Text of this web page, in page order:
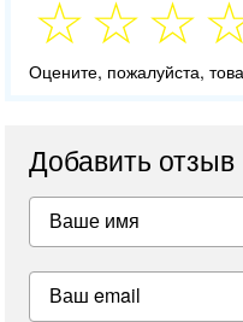
Оцените, пожалуйста,
Добавить отзыв
Ваше имя
Ваш email